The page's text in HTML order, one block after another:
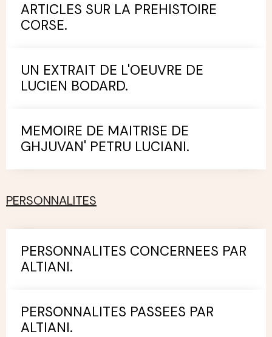
ARTICLES SUR LA PREHISTOIRE
CORSE.
UN EXTRAIT DE L'OEUVRE DE
LUCIEN BODARD.
MEMOIRE DE MAITRISE DE
GHJUVAN' PETRU LUCIANI.
PERSONNALITES
PERSONNALITES CONCERNEES PAR
ALTIANI.
PERSONNALITES PASSEES PAR
ALTIANI.